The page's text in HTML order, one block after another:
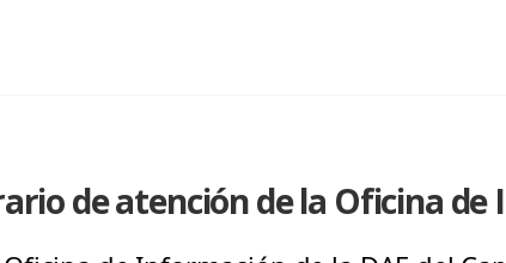
de atención de la Oficina de